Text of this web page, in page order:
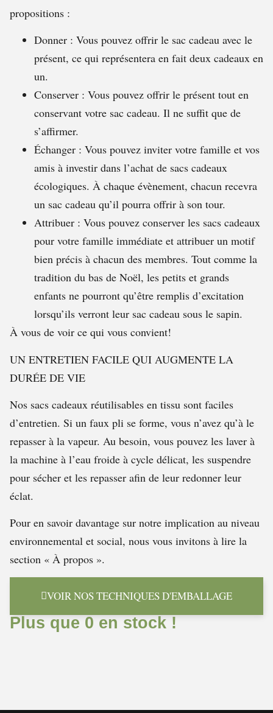
propositions :
Donner : Vous pouvez offrir le sac cadeau avec le
présent, ce qui représentera en fait deux cadeaux en
un.
Conserver : Vous pouvez offrir le présent tout en
conservant votre sac cadeau. Il ne suffit que de
s’affirmer.
Échanger : Vous pouvez inviter votre famille et vos
amis à investir dans l’achat de sacs cadeaux
écologiques. À chaque évènement, chacun recevra
un sac cadeau qu’il pourra offrir à son tour.
Attribuer : Vous pouvez conserver les sacs cadeaux
pour votre famille immédiate et attribuer un motif
bien précis à chacun des membres. Tout comme la
tradition du bas de Noël, les petits et grands
enfants ne pourront qu’être remplis d’excitation
lorsqu’ils verront leur sac cadeau sous le sapin.
À vous de voir ce qui vous convient!
UN ENTRETIEN FACILE QUI AUGMENTE LA
DURÉE DE VIE
Nos sacs cadeaux réutilisables en tissu sont faciles
d’entretien. Si un faux pli se forme, vous n’avez qu’à le
repasser à la vapeur. Au besoin, vous pouvez les laver à
la machine à l’eau froide à cycle délicat, les suspendre
pour sécher et les repasser afin de leur redonner leur
éclat.
Pour en savoir davantage sur notre implication au niveau
environnemental et social, nous vous invitons à lire la
section « À propos ».
VOIR NOS TECHNIQUES D'EMBALLAGE
Plus que 0 en stock !